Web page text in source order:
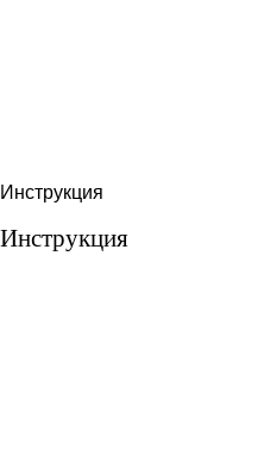
Инструкция
Инструкция